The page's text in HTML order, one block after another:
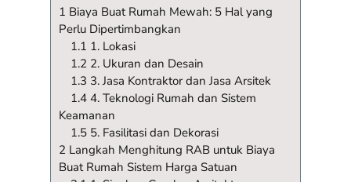
1 Biaya Buat Rumah Mewah: 5 Hal yang
Perlu Dipertimbangkan
1.1 1. Lokasi
1.2 2. Ukuran dan Desain
1.3 3. Jasa Kontraktor dan Jasa Arsitek
1.4 4. Teknologi Rumah dan Sistem
Keamanan
1.5 5. Fasilitasi dan Dekorasi
2 Langkah Menghitung RAB untuk Biaya
Buat Rumah Sistem Harga Satuan